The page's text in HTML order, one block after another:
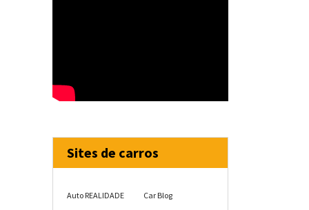
Sites de carros
Auto REALIDADE
Car Blog